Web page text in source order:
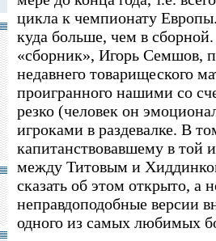
цикла к чемпионату
куда больше, чем в
«сборник», Игорь Семшов,
недавнего товарищеского
проигранного нашими со
резко (человек он
игроками в раздевалке. В
капитанствовавшему в той
между Титовым и
сказать об этом открыто, а
неправдоподобные версии
одного из самых любимых